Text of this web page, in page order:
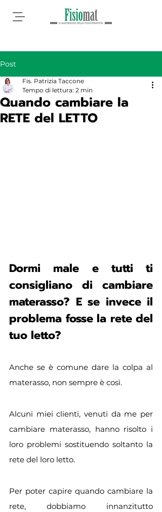
Post
Quando cambiare la
RETE del LETTO
Fis. Patrizia Taccone
Tempo di lettura: 2 min
Dormi male e tutti ti
consigliano di cambiare
materasso? E se invece il
problema fosse la rete del
tuo letto?
Anche se è comune dare la colpa al
materasso, non sempre è così.
Alcuni miei clienti, venuti da me per
cambiare materasso, hanno risolto i
loro problemi sostituendo soltanto la
rete del loro letto.
Per poter capire quando cambiare la
rete, dobbiamo innanzitutto